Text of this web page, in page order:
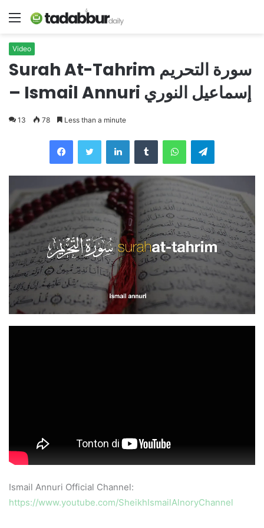
Menu
Video
Surah At-Tahrim سورة التحريم
– Ismail Annuri إسماعيل النوري
13 78 Less than a minute
LinkedInTumblr WhatsAppTelegram
Ismail Annuri Official Channel:
https://www.youtube.com/SheikhIsmailAlnoryChannel